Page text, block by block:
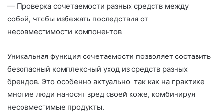
— Проверка сочетаемости разных средств между
собой, чтобы избежать последствия от
несовместимости компонентов
Уникальная функция сочетаемости позволяет составить
безопасный комплексный уход из средств разных
брендов. Это особенно актуально, так как на практике
многие люди наносят вред своей коже, комбинируя
несовместимые продукты.